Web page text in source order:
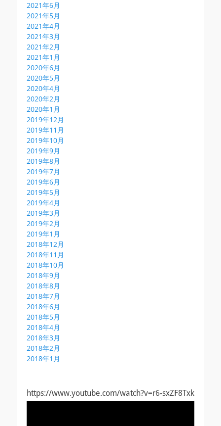
2021年6月
2021年5月
2021年4月
2021年3月
2021年2月
2021年1月
2020年6月
2020年5月
2020年4月
2020年2月
2020年1月
2019年12月
2019年11月
2019年10月
2019年9月
2019年8月
2019年7月
2019年6月
2019年5月
2019年4月
2019年3月
2019年2月
2019年1月
2018年12月
2018年11月
2018年10月
2018年9月
2018年8月
2018年7月
2018年6月
2018年5月
2018年4月
2018年3月
2018年2月
2018年1月
https://www.youtube.com/watch?v=r6-sxZF8Txk